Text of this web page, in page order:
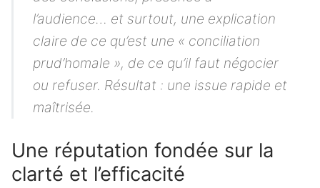
l’audience… et surtout, une explication
claire de ce qu’est une « conciliation
prud’homale », de ce qu’il faut négocier
ou refuser. Résultat : une issue rapide et
maîtrisée.
Une réputation fondée sur la
clarté et l’efficacité